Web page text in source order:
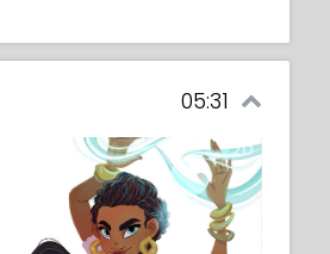
05:31